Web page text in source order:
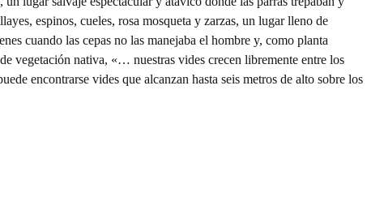
espinos, cueles, rosa mosqueta y zarzas, un lugar lleno de
cuando las cepas no las manejaba el hombre y, como planta
vegetación nativa, «… nuestras vides crecen libremente entre los
encontrarse vides que alcanzan hasta seis metros de alto sobre los